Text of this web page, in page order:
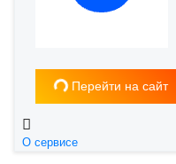
Загрузка... Перейти на сайт
О сервисе